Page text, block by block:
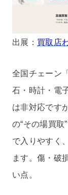
出展： 買取店
全国チェーン
石・時計・電
は非対応です
の“その場買
で入りやすく
ます。傷・破
い点。